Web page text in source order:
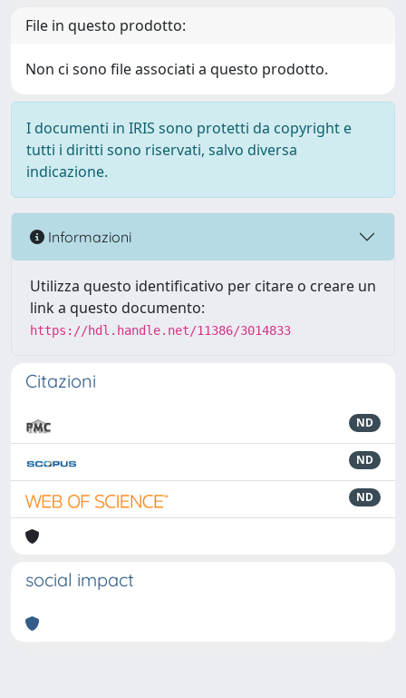
File in questo prodotto:
Non ci sono file associati a questo prodotto.
I documenti in IRIS sono protetti da copyright e
tutti i diritti sono riservati, salvo diversa
indicazione.
Informazioni
Utilizza questo identificativo per citare o creare un
link a questo documento:
https://hdl.handle.net/11386/3014833
Citazioni
ND
ND
ND
social impact